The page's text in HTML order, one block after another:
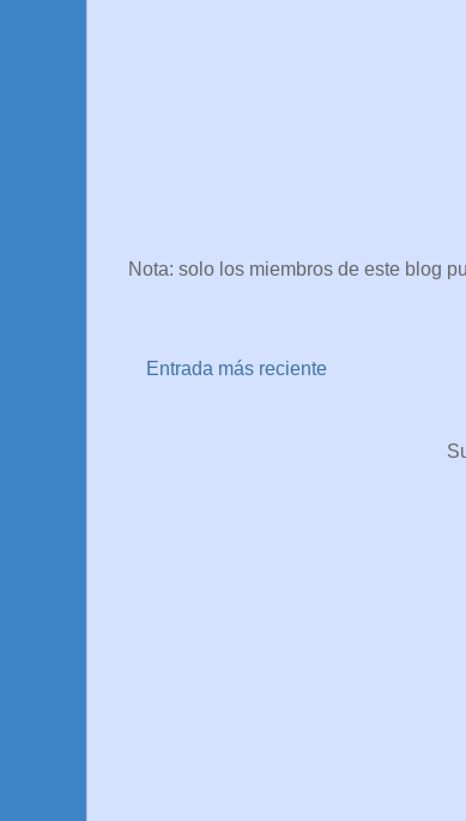
Nota: solo los miembros de este blog
Entrada más reciente